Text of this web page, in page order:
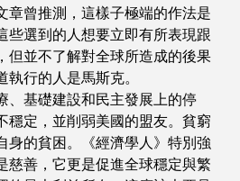
章曾推測，這樣子極端的作法是
些選到的人想要立即有所表現跟
但並不了解對全球所造成的後果
行的人是馬斯克。
、基礎建設和民主發展上的停
穩定，並削弱美國的盟友。貧窮
身的貧困。《經濟學人》特別強
慈善，它更是促進全球穩定與繁